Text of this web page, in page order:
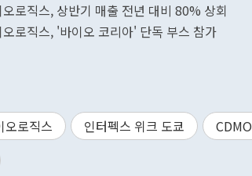
로직스, 상반기 매출 전년 대비 80% 상회
로직스, '바이오 코리아' 단독 부스 참가
오로직스 인터펙스 위크 도쿄 CDMO